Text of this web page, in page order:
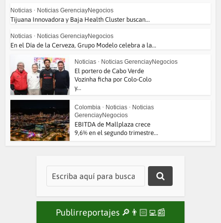
Noticias • Noticias GerenciayNegocios
Tijuana Innovadora y Baja Health Cluster buscan...
Noticias • Noticias GerenciayNegocios
En el Día de la Cerveza, Grupo Modelo celebra a la...
Noticias • Noticias GerenciayNegocios
El portero de Cabo Verde
Vozinha ficha por Colo-Colo
y...
Colombia • Noticias • Noticias
GerenciayNegocios
EBITDA de Mallplaza crece
9,6% en el segundo trimestre...
Publirreportajes 🔎👨🏻‍💻📰